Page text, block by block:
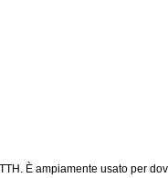
È ampiamente usato per